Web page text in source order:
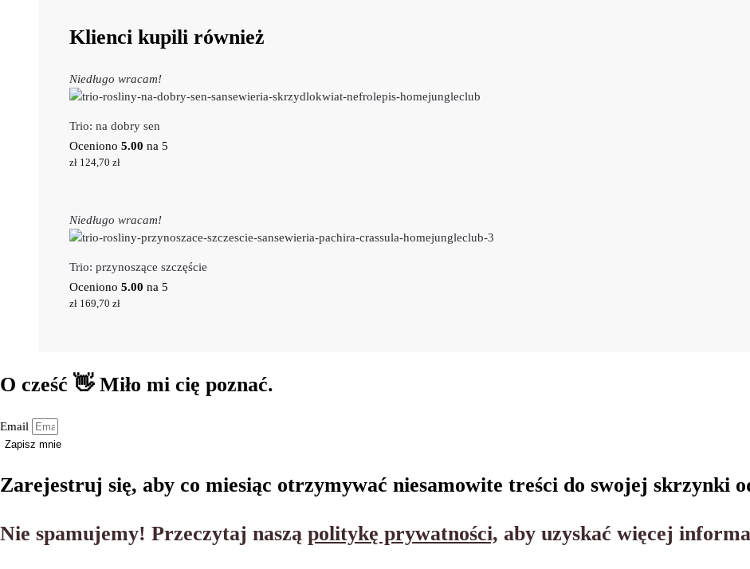
Klienci kupili również
Niedługo wracam!
Trio: na dobry sen
Oceniono 5.00 na 5
zł 124,70 zł
Niedługo wracam!
Trio: przynoszące szczęście
Oceniono 5.00 na 5
zł 169,70 zł
O cześć 👋 Miło mi cię poznać.
Email
Zapisz mnie
Zarejestruj się, aby co miesiąc otrzymywać niesamowite treści do swojej skrzynki
Nie spamujemy! Przeczytaj naszą politykę prywatności, aby uzyskać więcej